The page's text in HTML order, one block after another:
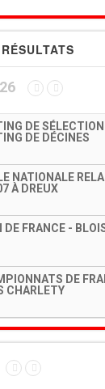
DE
DE DÉCINES
NATIONALE
À DREUX
DE FRANCE -
DE
CHARLETY